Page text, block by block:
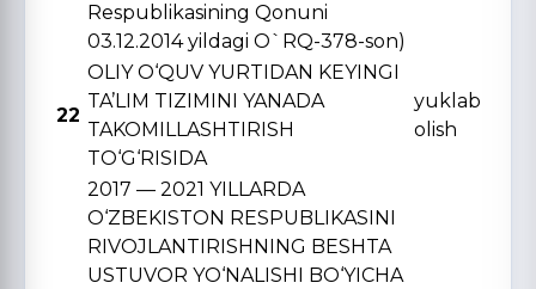
Respublikasining Qonuni
03.12.2014 yildagi O`RQ-378-son)
22
OLIY O‘QUV YURTIDAN KЕYINGI
TA’LIM TIZIMINI YANADA
TAKOMILLASHTIRISH
TO‘G‘RISIDA
yuklab
olish
2017 — 2021 YILLARDA
O‘ZBЕKISTON RЕSPUBLIKASINI
RIVOJLANTIRISHNING BЕSHTA
USTUVOR YO‘NALISHI BO‘YICHA